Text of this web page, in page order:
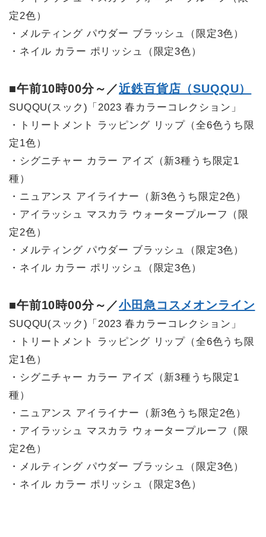
定2色）
・メルティング パウダー ブラッシュ（限定3色）
・ネイル カラー ポリッシュ（限定3色）
■午前10時00分～／近鉄百貨店（SUQQU）
SUQQU(スック)「2023 春カラーコレクション」
・トリートメント ラッピング リップ（全6色うち限
定1色）
・シグニチャー カラー アイズ（新3種うち限定1
種）
・ニュアンス アイライナー（新3色うち限定2色）
・アイラッシュ マスカラ ウォータープルーフ（限
定2色）
・メルティング パウダー ブラッシュ（限定3色）
・ネイル カラー ポリッシュ（限定3色）
■午前10時00分～／小田急コスメオンライン
SUQQU(スック)「2023 春カラーコレクション」
・トリートメント ラッピング リップ（全6色うち限
定1色）
・シグニチャー カラー アイズ（新3種うち限定1
種）
・ニュアンス アイライナー（新3色うち限定2色）
・アイラッシュ マスカラ ウォータープルーフ（限
定2色）
・メルティング パウダー ブラッシュ（限定3色）
・ネイル カラー ポリッシュ（限定3色）